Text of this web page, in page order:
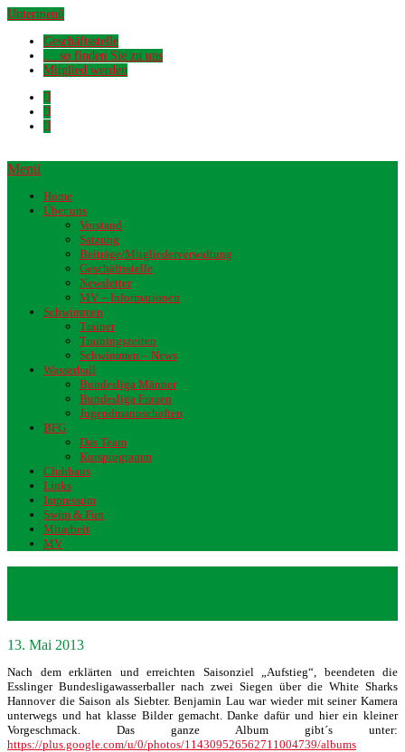
Untermenü
Geschäftsstelle
… so finden Sie zu uns
Mitglied werden
Menü
Home
Über uns
Vorstand
Satzung
Beiträge/Mitgliederverwaltung
Geschäftsstelle
Newsletter
MV – Informationen
Schwimmen
Trainer
Trainingszeiten
Schwimmen – News
Wasserball
Bundesliga Männer
Bundesliga Frauen
Jugendmannschaften
BFG
Das Team
Kursprogramm
Clubhaus
Links
Impressum
Swim & Fun
Mitarbeit
MV
13. Mai 2013
Nach dem erklärten und erreichten Saisonziel „Aufstieg“, beendeten die
Esslinger Bundesligawasserballer nach zwei Siegen über die White Sharks
Hannover die Saison als Siebter. Benjamin Lau war wieder mit seiner Kamera
unterwegs und hat klasse Bilder gemacht. Danke dafür und hier ein kleiner
Vorgeschmack. Das ganze Album gibt´s unter:
https://plus.google.com/u/0/photos/114309526562711004739/albums